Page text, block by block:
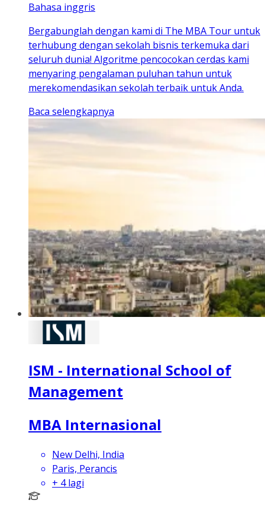
Bahasa inggris
Bergabunglah dengan kami di The MBA Tour untuk
terhubung dengan sekolah bisnis terkemuka dari
seluruh dunia! Algoritme pencocokan cerdas kami
menyaring pengalaman puluhan tahun untuk
merekomendasikan sekolah terbaik untuk Anda.
Baca selengkapnya
ISM - International School of
Management
MBA Internasional
New Delhi, India
Paris, Perancis
+ 4 lagi